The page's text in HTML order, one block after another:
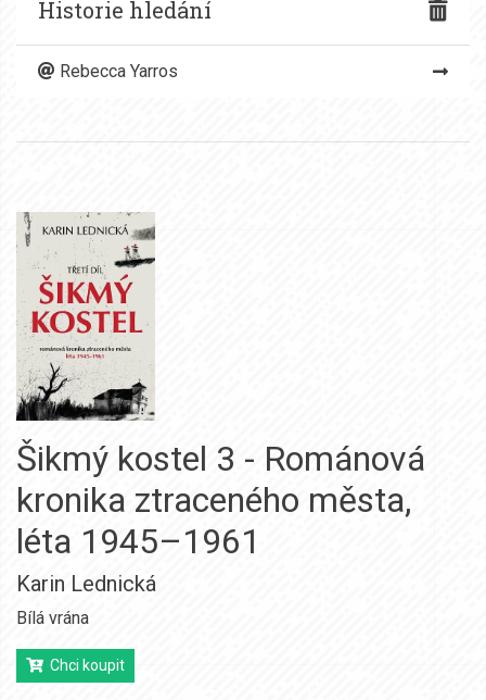
Historie hledání
Rebecca Yarros
Šikmý kostel 3 - Románová
kronika ztraceného města,
léta 1945–1961
Karin Lednická
Bílá vrána
Chci koupit